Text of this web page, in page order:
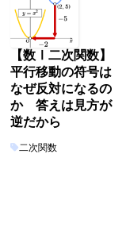
【数Ⅰ二次関数】
平行移動の符号は
なぜ反対になるの
か 答えは見方が
逆だから
二次関数